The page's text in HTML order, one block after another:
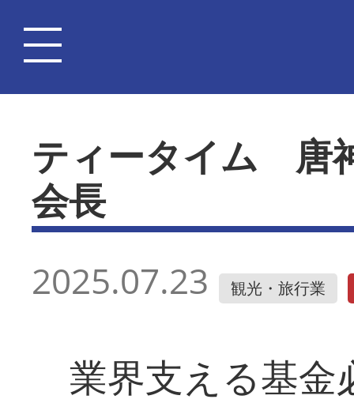
ティータイム 唐
会長
2025.07.23 観光・旅行業
業界支える基金